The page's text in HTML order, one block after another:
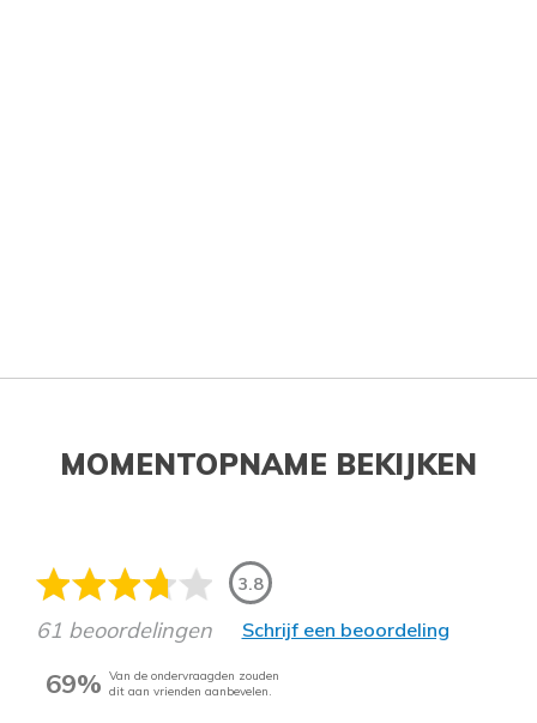
MOMENTOPNAME BEKIJKEN
3.8
61 beoordelingen Schrijf een beoordeling
69% Van de ondervraagden zouden
dit aan vrienden aanbevelen.